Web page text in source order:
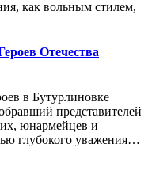
как вольным стилем,
Отечества
в Бутурлиновке
представителей
юнармейцев и
глубокого уважения…